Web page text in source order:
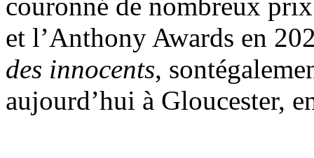
et l’Anthony Awards en
des innocents,
aujourd’hui à Gloucester,